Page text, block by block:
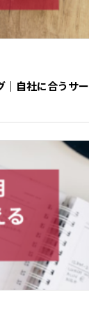
｜自社に合うサー